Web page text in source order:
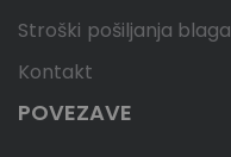
Stroški pošiljanja blaga
Kontakt
POVEZAVE